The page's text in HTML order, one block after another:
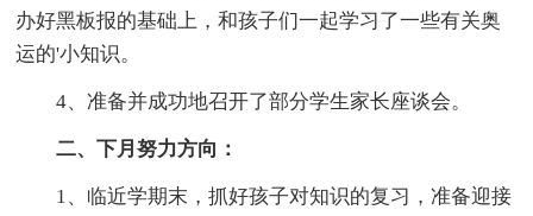
办好黑板报的基础上，和孩子们一起学习了一些有关奥
运的'小知识。
4、准备并成功地召开了部分学生家长座谈会。
二、下月努力方向：
1、临近学期末，抓好孩子对知识的复习，准备迎接